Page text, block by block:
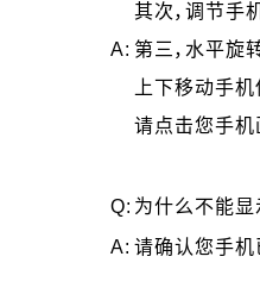
A:
其次，调节手
第三，水平旋
上下移动手
请点击您手机
Q: 为什么不能
A: 请确认您手机